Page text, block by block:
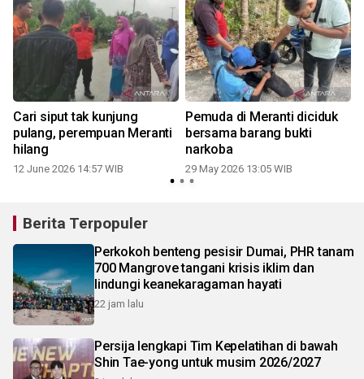
Cari siput tak kunjung
pulang, perempuan Meranti
hilang
12 June 2026 14:57 WIB
Pemuda di Meranti diciduk
bersama barang bukti
narkoba
29 May 2026 13:05 WIB
Berita Terpopuler
Perkokoh benteng pesisir Dumai, PHR tanam
700 Mangrove tangani krisis iklim dan
lindungi keanekaragaman hayati
22 jam lalu
Persija lengkapi Tim Kepelatihan di bawah
Shin Tae-yong untuk musim 2026/2027